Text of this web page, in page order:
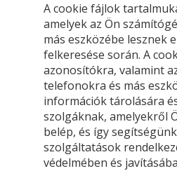
A cookie fájlok
amelyek az Ön
más eszközébe lesznek
felkeresése során. A
azonosítókra, valamint
telefonokra és más
információk tárolására
szolgáknak, amelyekről
belép, és így
szolgáltatások
védelmében és